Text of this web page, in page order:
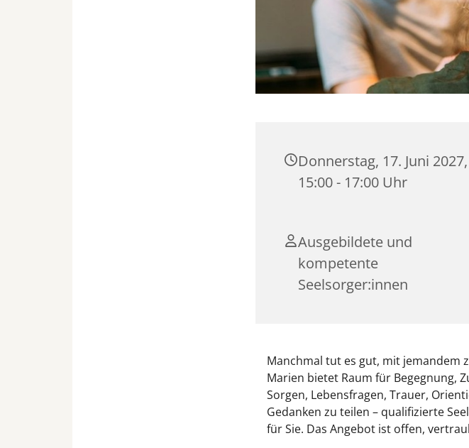
Donnerstag, 17. Juni 2027,
15:00 - 17:00 Uhr
Ausgebildete und
kompetente
Seelsorger:innen
Manchmal tut es gut, mit jemandem
Marien bietet Raum für Begegnung,
Sorgen, Lebensfragen, Trauer,
Gedanken zu teilen – qualifizierte
für Sie. Das Angebot ist offen,